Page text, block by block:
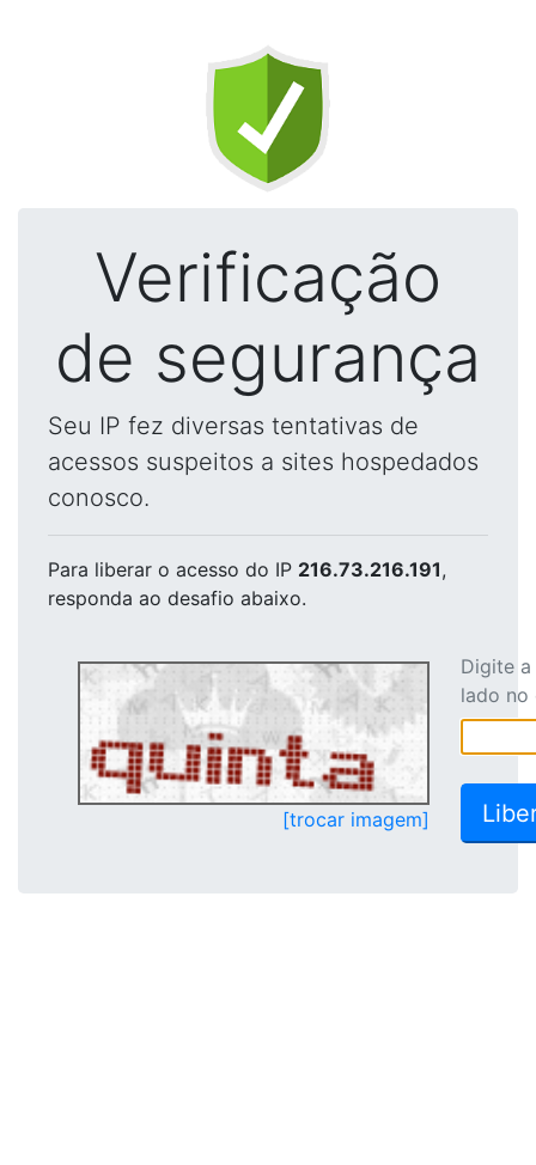
Verificação
de segurança
Seu IP fez diversas tentativas de
acessos suspeitos a sites hospedados
conosco.
Para liberar o acesso do IP 216.73.216.191,
responda ao desafio abaixo.
[trocar imagem]
Digite
lado no